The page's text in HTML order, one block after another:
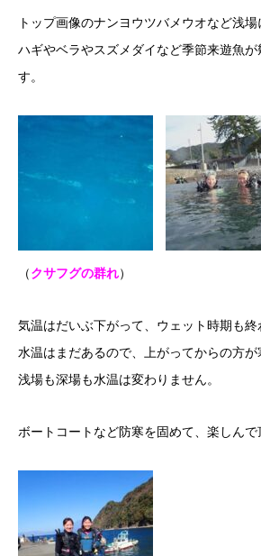
トップ画像のナンヨウツバメウオなど浅場
ハギやベラやスズメダイなど季節来遊魚が
す。
（クサフグの群れ）
気温はだいぶ下がって、ウェット時期も
水温はまだあるので、上がってからの方が
浅場も深場も水温は変わりません。
ボートコートなど防寒を固めて、楽しんで